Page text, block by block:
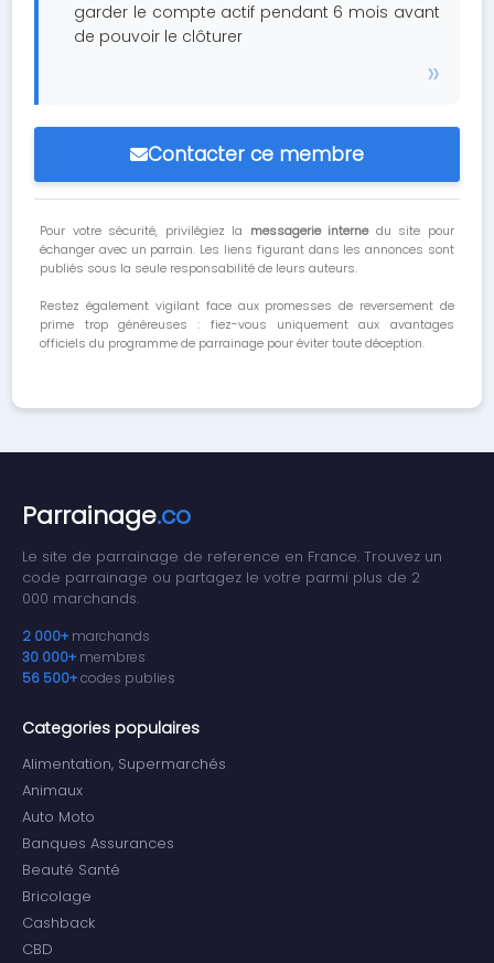
garder le compte actif pendant 6 mois avant
de pouvoir le clôturer
Contacter ce membre
Pour votre sécurité, privilégiez la messagerie internedu site pour
échanger avec un parrain. Les liens figurant dans les annonces sont
publiés sous la seule responsabilité de leurs auteurs.
Restez également vigilant face aux promesses de reversement de
prime trop généreuses : fiez-vous uniquement aux avantages
officiels du programme de parrainage pour éviter toute déception.
Parrainage.co
Le site de parrainage de reference en France. Trouvez un
code parrainage ou partagez le votre parmi plus de 2
000 marchands.
2 000+ marchands
30 000+ membres
56 500+codes publies
Categories populaires
Alimentation, Supermarchés
Animaux
Auto Moto
Banques Assurances
Beauté Santé
Bricolage
Cashback
CBD